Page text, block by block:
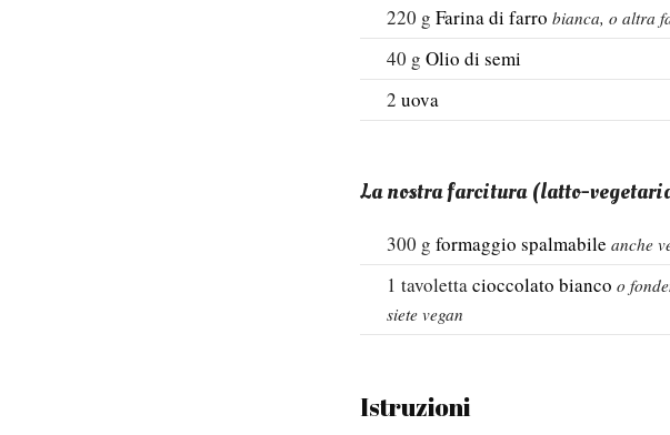
220 g Farina di farro bianca, o altra
40 g Olio di semi
2 uova
La nostra farcitura (latto-
300 g formaggio spalmabile anche
1 tavolettacioccolato bianco o
siete vegan
Istruzioni